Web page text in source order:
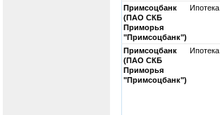
Примсоцбанк
(ПАО СКБ
Приморья
"Примсоцбанк")
Ипотека
Примсоцбанк
(ПАО СКБ
Приморья
"Примсоцбанк")
Ипотека